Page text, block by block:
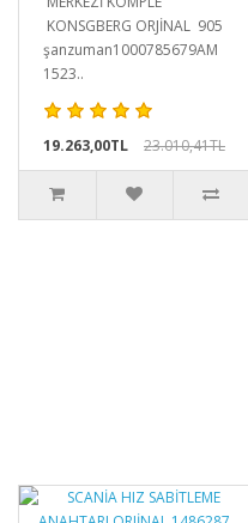
KONSGBERG ORJİNAL 905
şanzuman1000785679AM
1523..
19.263,00TL 23.010,41TL